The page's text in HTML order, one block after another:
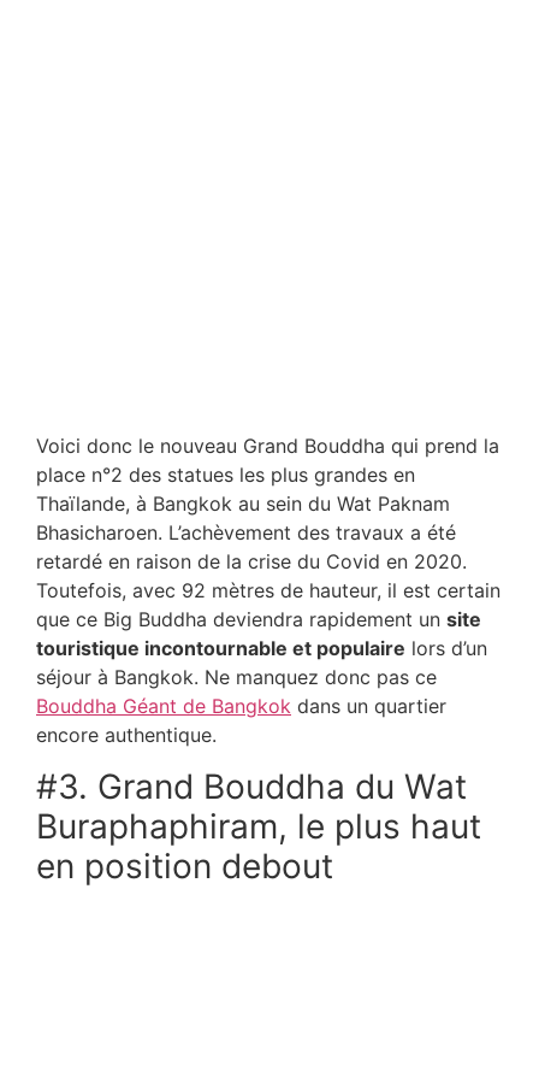
Voici donc le nouveau Grand Bouddha qui prend la
place n°2 des statues les plus grandes en
Thaïlande, à Bangkok au sein du Wat Paknam
Bhasicharoen. L’achèvement des travaux a été
retardé en raison de la crise du Covid en 2020.
Toutefois, avec 92 mètres de hauteur, il est certain
que ce Big Buddha deviendra rapidement un site
touristique incontournable et populaire lors d’un
séjour à Bangkok. Ne manquez donc pas ce
Bouddha Géant de Bangkok dans un quartier
encore authentique.
#3. Grand Bouddha du Wat
Buraphaphiram, le plus haut
en position debout